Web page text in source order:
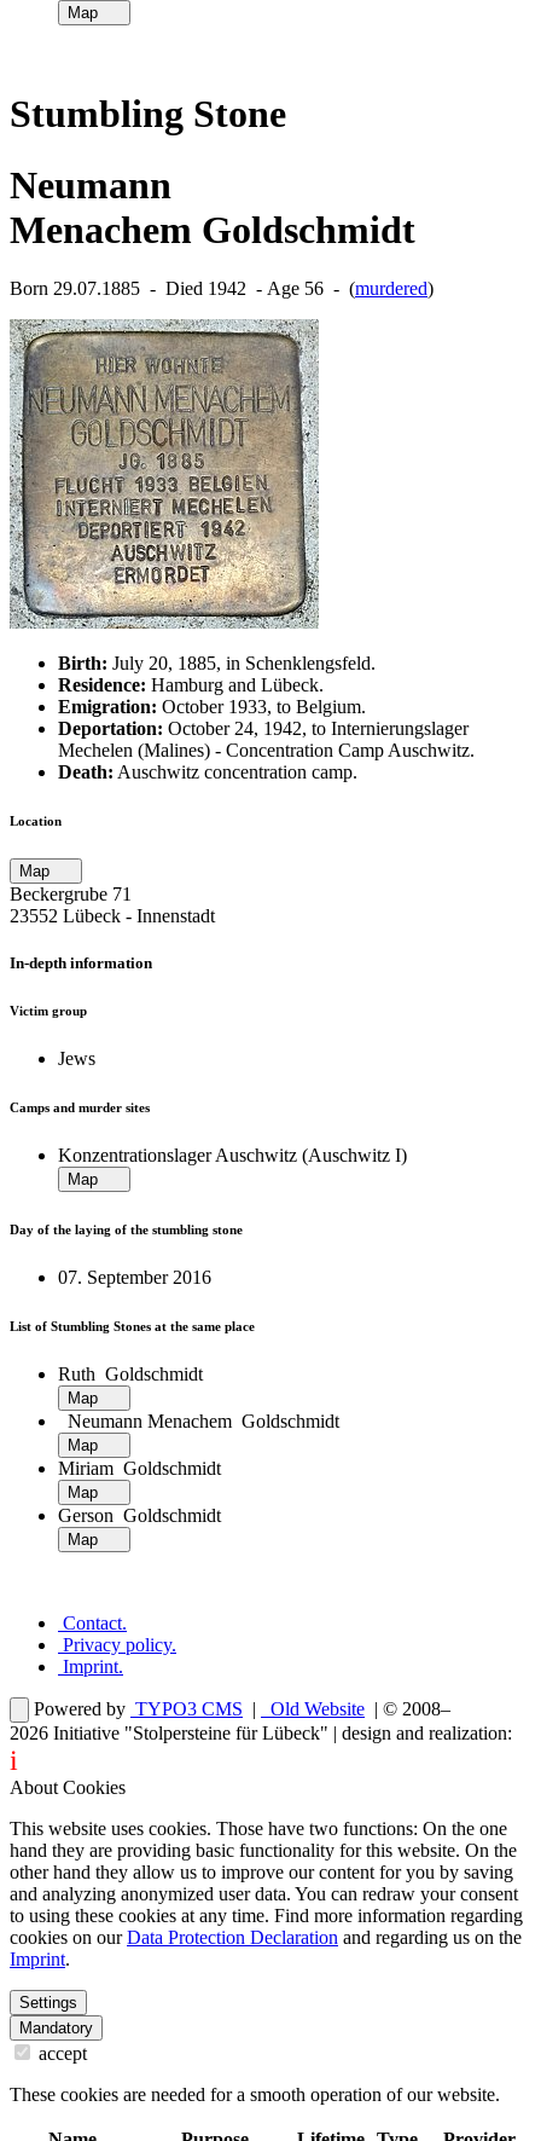
Stumbling Stone
Neumann
Menachem Goldschmidt
Born 29.07.1885 ‐ Died 1942 ‐ Age 56 ‐ (murdered)
Birth: July 20, 1885, in Schenklengsfeld.
Residence: Hamburg and Lübeck.
Emigration: October 1933, to Belgium.
Deportation: October 24, 1942, to Internierungslager
Mechelen (Malines) - Concentration Camp Auschwitz.
Death: Auschwitz concentration camp.
Location
Beckergrube 71
23552 Lübeck ‐ Innenstadt
In-depth information
Victim group
Jews
Camps and murder sites
Konzentrationslager Auschwitz (Auschwitz I)
Day of the laying of the stumbling stone
07. September 2016
List of Stumbling Stones at the same place
Ruth Goldschmidt
Neumann Menachem Goldschmidt
Miriam Goldschmidt
Gerson Goldschmidt
Contact.
Privacy policy.
Imprint.
Powered by TYPO3 CMS | Old Website | © 2008–
2026 Initiative "Stolpersteine für Lübeck" | design and realization:
i
About Cookies
This website uses cookies. Those have two functions: On the one
hand they are providing basic functionality for this website. On the
other hand they allow us to improve our content for you by saving
and analyzing anonymized user data. You can redraw your consent
to using these cookies at any time. Find more information regarding
cookies on ourData Protection Declaration and regarding us on the
Imprint.
Settings
Mandatory
accept
These cookies are needed for a smooth operation of our website.